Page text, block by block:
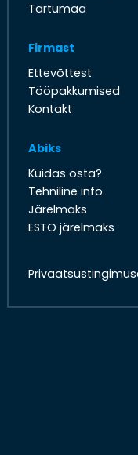
Tartumaa
Firmast
Ettevõttest
Tööpakkumised
Kontakt
Abiks
Kuidas osta?
Tehniline info
Järelmaks
ESTO järelmaks